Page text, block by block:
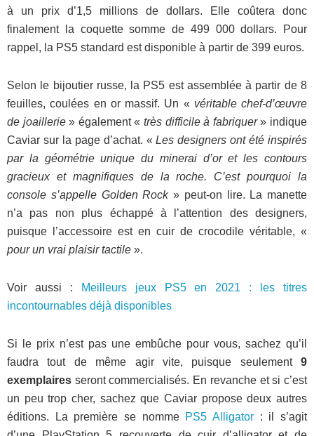
à un prix d’1,5 millions de dollars. Elle coûtera donc
finalement la coquette somme de 499 000 dollars. Pour
rappel, la PS5 standard est disponible à partir de 399 euros.
Selon le bijoutier russe, la PS5 est assemblée à partir de 8
feuilles, coulées en or massif. Un « véritable chef-d’œuvre
de joaillerie» également «très difficile à fabriquer» indique
Caviar sur la page d’achat. «Les designers ont été inspirés
par la géométrie unique du minerai d’or et les contours
gracieux et magnifiques de la roche. C’est pourquoi la
console s’appelle Golden Rock» peut-on lire. La manette
n’a pas non plus échappé à l’attention des designers,
puisque l’accessoire est en cuir de crocodile véritable, «
pour un vrai plaisir tactile ».
Voir aussi :
Meilleurs jeux PS5 en 2021 : les titres
incontournables déjà disponibles
Si le prix n’est pas une embûche pour vous, sachez qu’il
faudra tout de même agir vite, puisque seulement 9
exemplaires seront commercialisés. En revanche et si c’est
un peu trop cher, sachez que Caviar propose deux autres
éditions. La première se nommePS5 Alligator : il s’agit